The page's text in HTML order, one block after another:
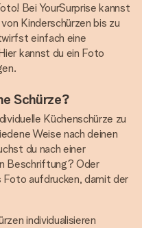
Bei YourSurprise kannst
Kinderschürzen bis zu
einfach eine
kannst du ein Foto
Schürze?
Küchenschürze zu
Weise nach deinen
du nach einer
Beschriftung? Oder
aufdrucken, damit der
individualisieren